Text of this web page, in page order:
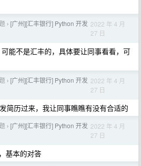
› [广州][汇丰银行] Python 开发 2022 年 4 月
27 日
可能不是汇丰的，具体要让同事看看，可
› [广州][汇丰银行] Python 开发 2022 年 4 月
27 日
简历过来，我让同事瞧瞧有没有合适的
› [广州][汇丰银行] Python 开发 2022 年 4 月
27 日
基本的对答